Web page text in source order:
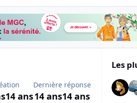
14 ans
Dernière réponse
14 ans14 ans
Les